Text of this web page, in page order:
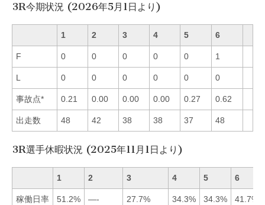
3R今期状況 (2026年5月1日より)
1 2 3 4 5 6
F 0 0 0 0 0 1
L 0 0 0 0 0 0
事故点* 0.21 0.00 0.00 0.00 0.27 0.62
出走数 48 42 38 38 37 48
3R選手休暇状況 (2025年11月1日より)
1 2 3 4 5 6
稼働日率 51.2% —- 27.7% 34.3% 34.3% 41.7%